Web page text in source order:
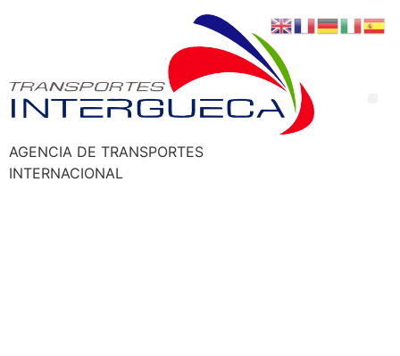
AGENCIA DE TRANSPORTES
INTERNACIONAL